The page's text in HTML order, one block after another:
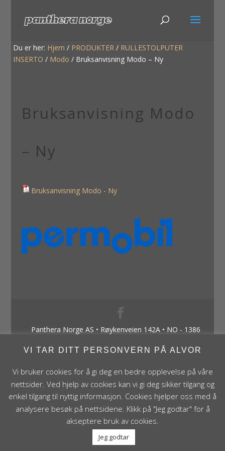
Du er her: Hjem / PRODUKTER / RULLESTOLPUTER
INSERTO / Modo / Bruksanvisning Modo – Ny
Bruksanvisning Modo
– Ny
Bruksanvisning Modo - Ny
Panthera Norge AS • Røykenveien 142A • NO - 1386
Org.nr. NO 995 824 841 MVA Foretaksregisteret
VI TAR DITT PERSONVERN PÅ ALVOR
Vi bruker cookies for å gi deg en bedre opplevelse på våre
nettsider. Ved hjelp av cookies kan vi gi deg sikker tilgang og
enkel tilgang til nyttig informasjon. Cookies hjelper oss med å
analysere besøk på nettsidene. Klikk på "Jeg godtar" for å
akseptere bruk av cookies.
Jeg godtar